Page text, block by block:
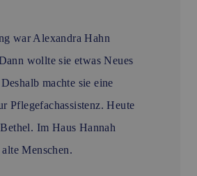
war Alexandra Hahn
wollte sie etwas Neues
machte sie eine
Pflegefachassistenz. Heute
Im Haus Hannah
Menschen.